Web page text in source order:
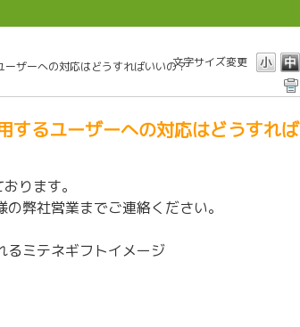
文字サイズ変更
ーザーへの対応はどうすればいいの？
するユーザーへの対応はどうすれば
ります。
弊社営業までご連絡ください。
ミテネギフトイメージ